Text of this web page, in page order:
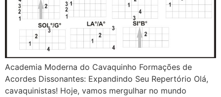
Academia Moderna do Cavaquinho Formações de
Acordes Dissonantes: Expandindo Seu Repertório Olá,
cavaquinistas! Hoje, vamos mergulhar no mundo